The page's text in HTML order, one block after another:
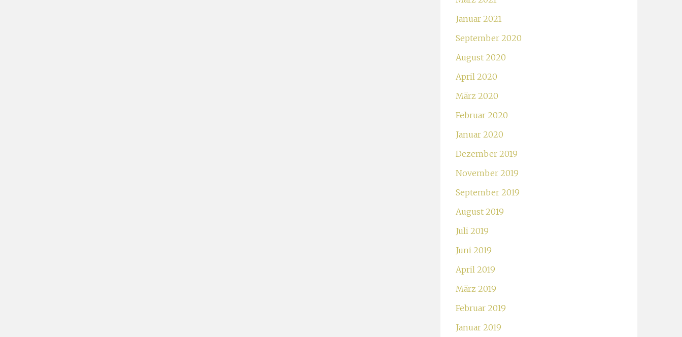
Januar 2021
September 2020
August 2020
April 2020
März 2020
Februar 2020
Januar 2020
Dezember 2019
November 2019
September 2019
August 2019
Juli 2019
Juni 2019
April 2019
März 2019
Februar 2019
Januar 2019